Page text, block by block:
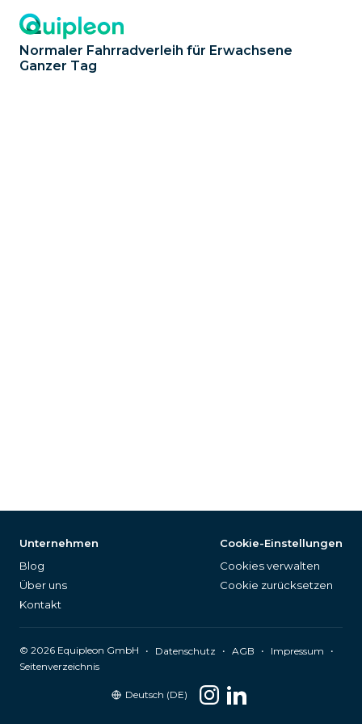
Normaler Fahrradverleih für Erwachsene
Ganzer Tag
Unternehmen
Blog
Über uns
Kontakt
Cookie-Einstellungen
Cookies verwalten
Cookie zurücksetzen
© 2026 Equipleon GmbH • Datenschutz • AGB • Impressum
•
Seitenverzeichnis
Deutsch (DE)